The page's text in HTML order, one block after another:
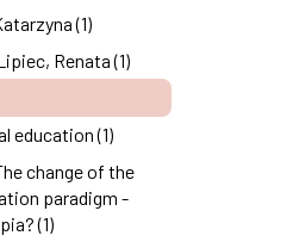
(1)
Renata (1)
education (1)
change of the
paradigm -
(1)